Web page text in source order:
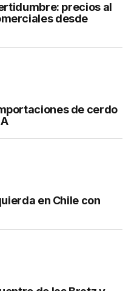
precios al
desde
de cerdo
en Chile con